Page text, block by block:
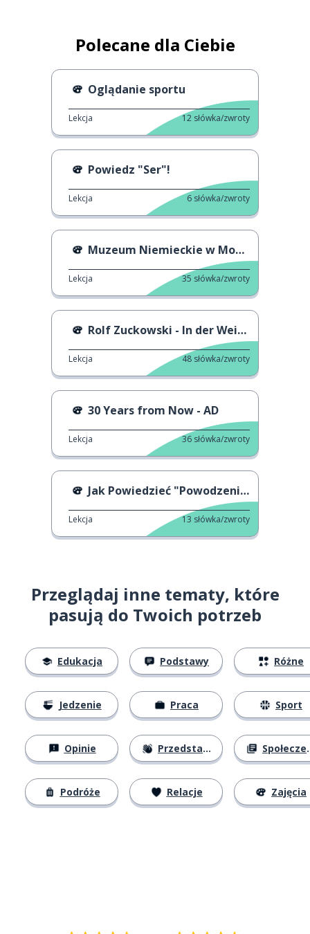
Polecane dla Ciebie
Oglądanie sportu
Lekcja 12 słówka/zwroty
Powiedz "Ser"!
Lekcja 6 słówka/zwroty
Muzeum Niemieckie w Monachium
Lekcja 35 słówka/zwroty
Rolf Zuckowski - In der Weihnachtsbäckerei
Lekcja 48 słówka/zwroty
30 Years from Now - AD
Lekcja 36 słówka/zwroty
Jak Powiedzieć "Powodzenia"
Lekcja 13 słówka/zwroty
Przeglądaj inne tematy, które
pasują do Twoich potrzeb
Edukacja
Jedzenie
Opinie
Podróże
Podstawy
Praca
Przedstawianie się
Relacje
Różne
Sport
Społeczeństwo
Zajęcia